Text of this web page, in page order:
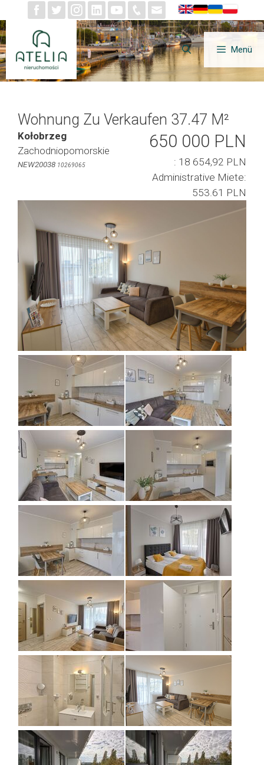
Inhalt
springen
Menü
Wohnung Zu Verkaufen 37.47 M²
Kołobrzeg
Zachodniopomorskie
NEW20038 10269065
650 000 PLN
: 18 654,92 PLN
Administrative Miete:
553.61 PLN